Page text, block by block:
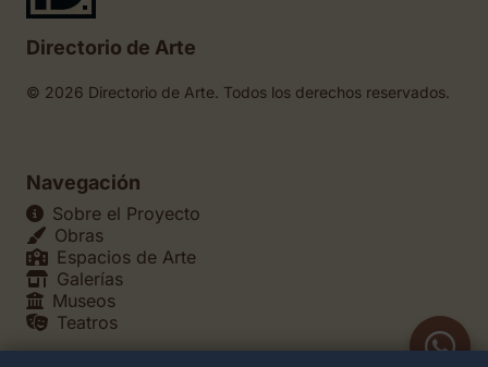
Directorio de Arte
© 2026 Directorio de Arte. Todos los derechos reservados.
Navegación
Sobre el Proyecto
Obras
Espacios de Arte
Galerías
Museos
Teatros